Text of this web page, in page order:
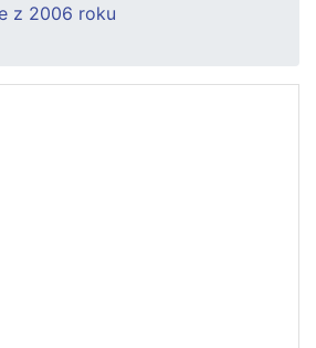
z 2006 roku